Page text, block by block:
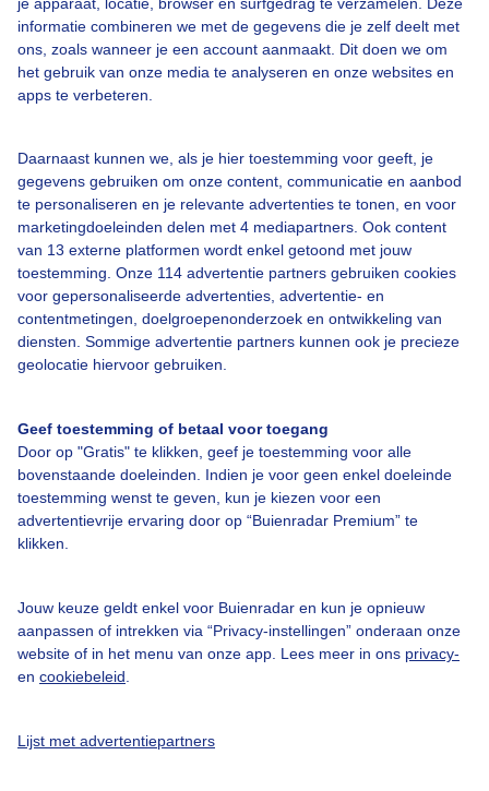
informatie combineren we met de gegevens die je zelf deelt met
ons, zoals wanneer je een account aanmaakt. Dit doen we om
het gebruik van onze media te analyseren en onze websites en
apps te verbeteren.
Daarnaast kunnen we, als je hier toestemming voor geeft, je
gegevens gebruiken om onze content, communicatie en aanbod
te personaliseren en je relevante advertenties te tonen, en voor
marketingdoeleinden delen met 4 mediapartners. Ook content
van 13 externe platformen wordt enkel getoond met jouw
toestemming. Onze 114 advertentie partners gebruiken cookies
voor gepersonaliseerde advertenties, advertentie- en
contentmetingen, doelgroepenonderzoek en ontwikkeling van
diensten. Sommige advertentie partners kunnen ook je precieze
geolocatie hiervoor gebruiken.
Geef toestemming of betaal voor toegang
Door op "Gratis" te klikken, geef je toestemming voor alle
bovenstaande doeleinden. Indien je voor geen enkel doeleinde
toestemming wenst te geven, kun je kiezen voor een
advertentievrije ervaring door op “Buienradar Premium” te
klikken.
Jouw keuze geldt enkel voor Buienradar en kun je opnieuw
aanpassen of intrekken via “Privacy-instellingen” onderaan onze
website of in het menu van onze app. Lees meer in ons privacy-
en cookiebeleid
Lijst met advertentiepartners
Een moment geduld aub...
Over Buienradar
Bedrijfsgegevens
Veelgestelde vragen
Toegankelijkheid
Adverteren
Buienradar Team
Privacy beleid
Gratis weerdata
@BuienradarNL